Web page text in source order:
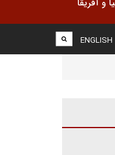
و آفریقا
ENGLISH